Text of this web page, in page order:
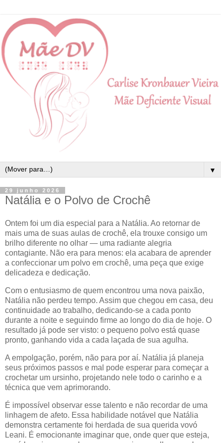
▼
29 junho 2026
Natália e o Polvo de Crochê
Ontem foi um dia especial para a Natália. Ao retornar de
mais uma de suas aulas de crochê, ela trouxe consigo um
brilho diferente no olhar — uma radiante alegria
contagiante. Não era para menos: ela acabara de aprender
a confeccionar um polvo em crochê, uma peça que exige
delicadeza e dedicação.
Com o entusiasmo de quem encontrou uma nova paixão,
Natália não perdeu tempo. Assim que chegou em casa, deu
continuidade ao trabalho, dedicando-se a cada ponto
durante a noite e seguindo firme ao longo do dia de hoje. O
resultado já pode ser visto: o pequeno polvo está quase
pronto, ganhando vida a cada laçada de sua agulha.
A empolgação, porém, não para por aí. Natália já planeja
seus próximos passos e mal pode esperar para começar a
crochetar um ursinho, projetando nele todo o carinho e a
técnica que vem aprimorando.
É impossível observar esse talento e não recordar de uma
linhagem de afeto. Essa habilidade notável que Natália
demonstra certamente foi herdada de sua querida vovó
Leani. É emocionante imaginar que, onde quer que esteja,